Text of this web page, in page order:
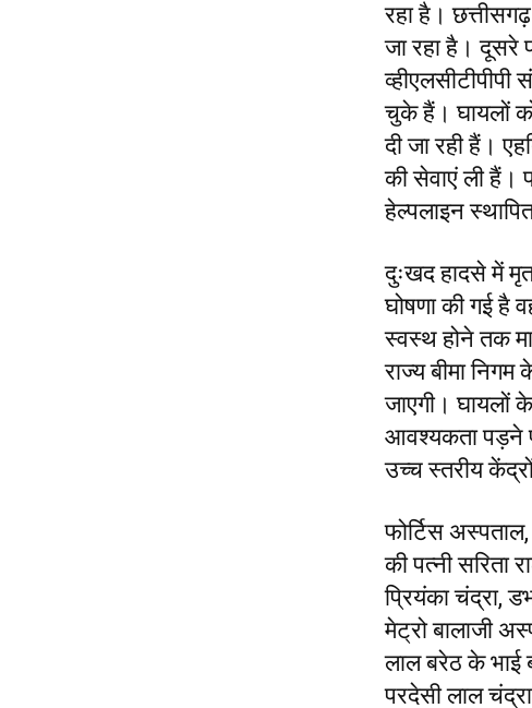
रहा है। छत्तीसगढ़
जा रहा है। दूसरे
चुके हैं। घायलों
दी जा रही हैं।
की सेवाएं ली हैं।
हेल्पलाइन
दुःखद हादसे में
घोषणा की गई है
स्वस्थ होने तक
राज्य बीमा
जाएगी। घायलों
आवश्यकता पड़ने
उच्च स्तरीय
फोर्टिस
की पत्नी सरिता
प्रियंका चंद्रा,
मेट्रो बालाजी
लाल बरेठ के भाई
परदेसी लाल